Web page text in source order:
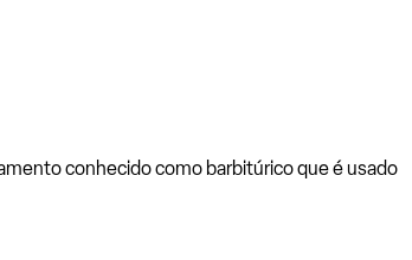
conhecido como barbitúrico que é usado